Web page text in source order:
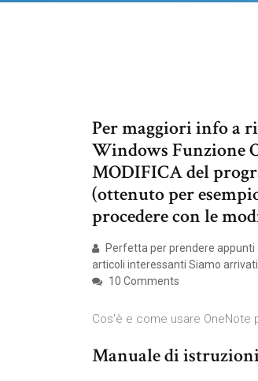
Per maggiori info a
Windows Funzione
MODIFICA del
(ottenuto per
procedere con le
Perfetta per prendere appunti
articoli interessanti Siamo
10 Comments
Cos'è e come usare OneNote
Manuale di